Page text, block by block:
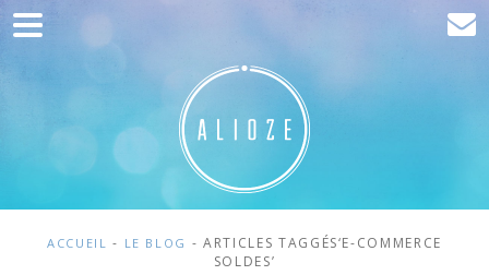
Accueil
Développement web
Acquisition de trafic
ClientsACCUEIL - LE BLOG - ARTICLES TAGGÉS‘E-COMMERCE
SOLDES’